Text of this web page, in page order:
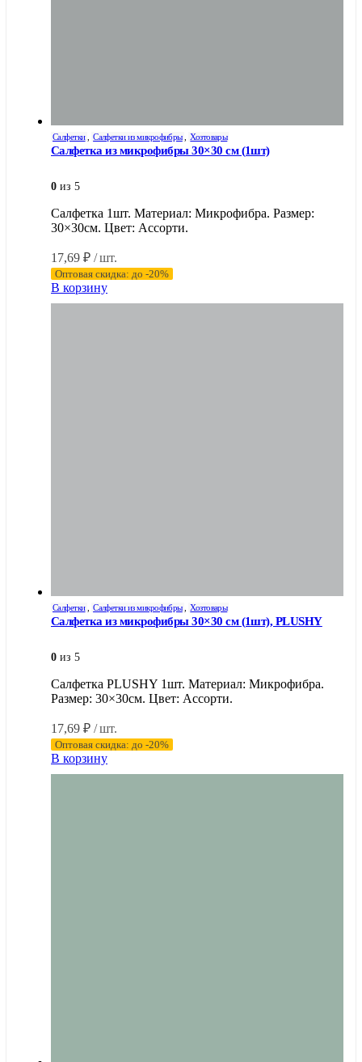
Салфетки , Салфетки из микрофибры, Хозтовары
Салфетка из микрофибры 30×30 см (1шт)
0 из 5
Салфетка 1шт. Материал: Микрофибра. Размер:
30×30см. Цвет: Ассорти.
17,69 ₽ / шт.
Оптовая скидка: до -20%
В корзину
Салфетки , Салфетки из микрофибры, Хозтовары
Салфетка из микрофибры 30×30 см (1шт), PLUSHY
0 из 5
Салфетка PLUSHY 1шт. Материал: Микрофибра.
Размер: 30×30см. Цвет: Ассорти.
17,69 ₽ / шт.
Оптовая скидка: до -20%
В корзину